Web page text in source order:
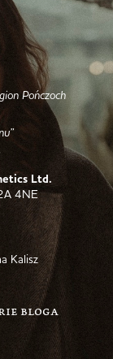
Pończoch
Ltd.
4NE
Kalisz
bloga